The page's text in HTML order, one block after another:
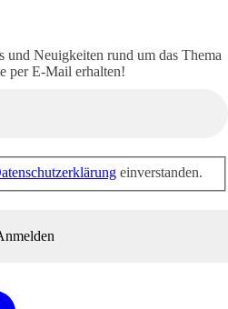
und Neuigkeiten rund um das Thema
per E-Mail erhalten!
einverstanden.